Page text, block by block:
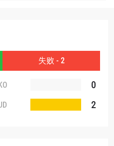
失败 - 2
0
2
使用和披露您的信息。